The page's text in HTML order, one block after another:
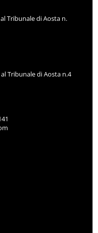
Tribunale di Aosta n.
Tribunale di Aosta n.4